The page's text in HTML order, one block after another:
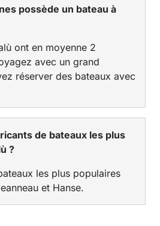
possède un bateau à
ont en moyenne 2
avec un grand
réserver des bateaux avec
de bateaux les plus
?
les plus populaires
et Hanse.